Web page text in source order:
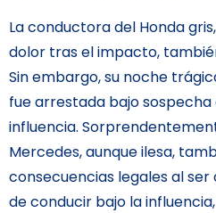
La conductora del Honda
dolor tras el impacto,
Sin embargo, su noche
fue arrestada bajo
influencia.
Mercedes, aunque ilesa,
consecuencias legales al
de conducir bajo la influencia,